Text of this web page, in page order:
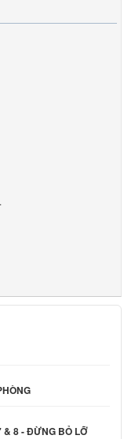
& 8 - ĐỪNG BỎ LỠ